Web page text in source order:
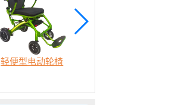
轻便型电动轮椅